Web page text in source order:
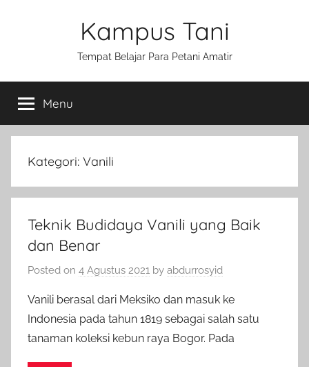
Kampus Tani
Tempat Belajar Para Petani Amatir
Menu
Kategori: Vanili
Teknik Budidaya Vanili yang Baik
dan Benar
Posted on 4 Agustus 2021 by abdurrosyid
Vanili berasal dari Meksiko dan masuk ke
Indonesia pada tahun 1819 sebagai salah satu
tanaman koleksi kebun raya Bogor. Pada